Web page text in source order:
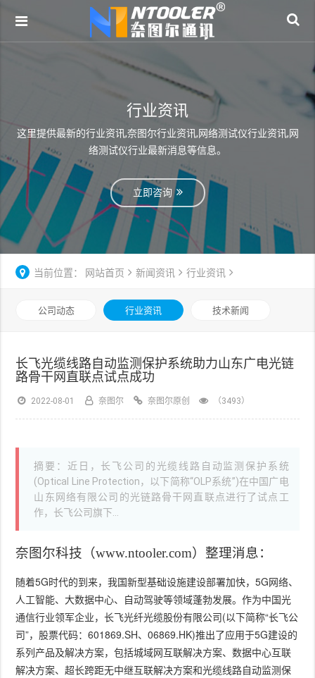
行业资讯
这里提供最新的行业资讯,奈图尔行业资讯,网络测试仪行业资讯,网
络测试仪行业最新消息等信息。
立即咨询
当前位置： 网站首页 新闻资讯 行业资讯
公司动态 行业资讯 技术新闻
长飞光缆线路自动监测保护系统助力山东广电光链
路骨干网直联点试点成功
2022-08-01 奈图尔 奈图尔原创 （3493）
摘要：近日，长飞公司的光缆线路自动监测保护系统
(Optical Line Protection，以下简称“OLP系统”)在中国广电
山东网络有限公司的光链路骨干网直联点进行了试点工
作，长飞公司旗下...
奈图尔科技 （www.ntooler.com）整理消息 ：
随着5G时代的到来，我国新型基础设施建设部署加快，5G网络、
人工智能、大数据中心、自动驾驶等领域蓬勃发展。作为中国光
通信行业领军企业，长飞光纤光缆股份有限公司(以下简称“长飞公
司”，股票代码：601869.SH、06869.HK)推出了应用于5G建设的
系列产品及解决方案，包括城域网互联解决方案、数据中心互联
解决方案、超长跨距无中继互联解决方案和光缆线路自动监测保